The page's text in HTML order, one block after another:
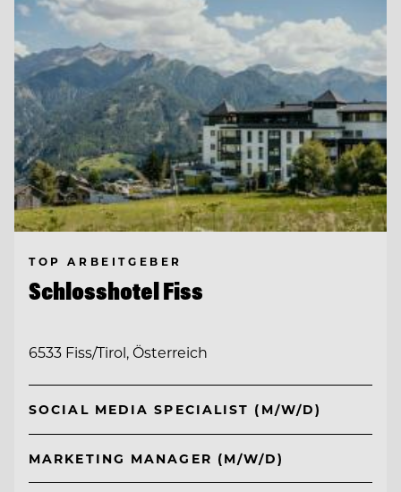
TOP ARBEITGEBER
Schlosshotel Fiss
6533 Fiss/Tirol, Österreich
SOCIAL MEDIA SPECIALIST (M/W/D)
MARKETING MANAGER (M/W/D)